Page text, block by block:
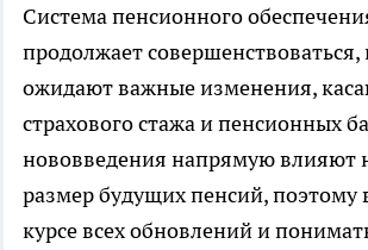
Система пенсионного
продолжает совершенствоваться,
ожидают важные изменения,
страхового стажа и пенсионных
нововведения напрямую влияют
размер будущих пенсий, поэтому
курсе всех обновлений и